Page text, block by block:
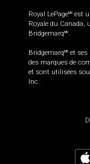
Royal LePageMD est
Royale du Canada,
BridgemarqMD.
BridgemarqMD et ses
des marques de
et sont utilisées
Inc.